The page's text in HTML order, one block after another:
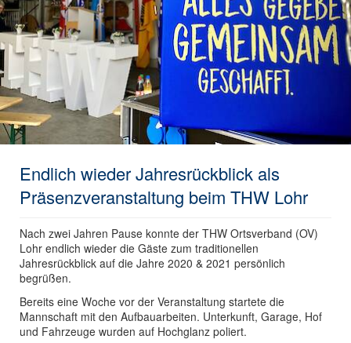
Endlich wieder Jahresrückblick als
Präsenzveranstaltung beim THW Lohr
Nach zwei Jahren Pause konnte der THW Ortsverband (OV)
Lohr endlich wieder die Gäste zum traditionellen
Jahresrückblick auf die Jahre 2020 & 2021 persönlich
begrüßen.
Bereits eine Woche vor der Veranstaltung startete die
Mannschaft mit den Aufbauarbeiten. Unterkunft, Garage, Hof
und Fahrzeuge wurden auf Hochglanz poliert.